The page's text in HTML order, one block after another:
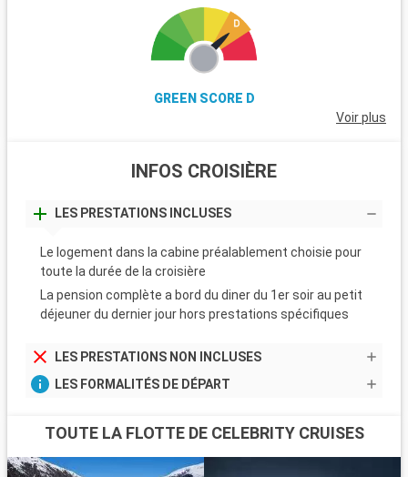
GREEN SCORE D
Voir plus
INFOS CROISIÈRE
LES PRESTATIONS INCLUSES
Le logement dans la cabine préalablement choisie pour
toute la durée de la croisière
La pension complète a bord du diner du 1er soir au petit
déjeuner du dernier jour hors prestations spécifiques
LES PRESTATIONS NON INCLUSES
LES FORMALITÉS DE DÉPART
TOUTE LA FLOTTE DE CELEBRITY CRUISES